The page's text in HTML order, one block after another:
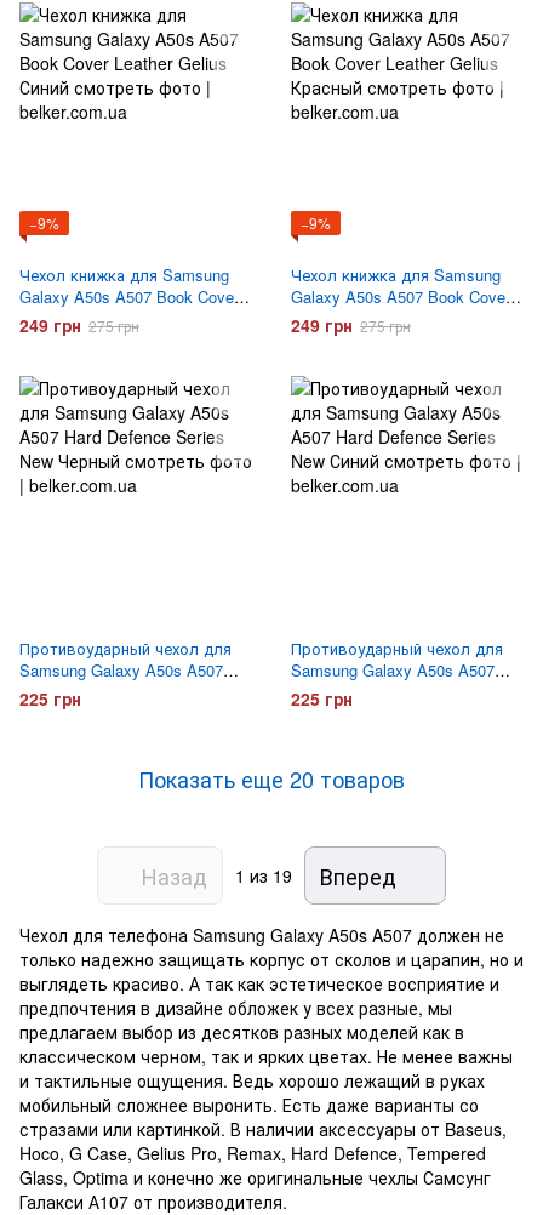
−9%
Чехол книжка для Samsung
Galaxy A50s A507 Book Cover
Leather Gelius Синий
249 грн 275 грн
−9%
Чехол книжка для Samsung
Galaxy A50s A507 Book Cover
Leather Gelius Красный
249 грн 275 грн
Противоударный чехол для
Samsung Galaxy A50s A507
Hard Defence Series New
Черный
225 грн
Противоударный чехол для
Samsung Galaxy A50s A507
Hard Defence Series New Синий
225 грн
Показать еще 20 товаров
Назад 1 из 19 Вперед
Чехол для телефона Samsung Galaxy A50s A507 должен не
только надежно защищать корпус от сколов и царапин, но и
выглядеть красиво. А так как эстетическое восприятие и
предпочтения в дизайне обложек у всех разные, мы
предлагаем выбор из десятков разных моделей как в
классическом черном, так и ярких цветах. Не менее важны
и тактильные ощущения. Ведь хорошо лежащий в руках
мобильный сложнее выронить. Есть даже варианты со
стразами или картинкой. В наличии аксессуары от Baseus,
Hoco, G Case, Gelius Pro, Remax, Hard Defence, Tempered
Glass, Optima и конечно же оригинальные чехлы Самсунг
Галакси А107 от производителя.